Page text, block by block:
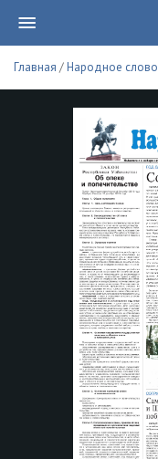
Главная /Народное слово